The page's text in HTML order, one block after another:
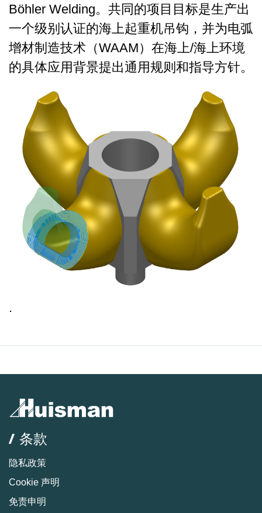
Böhler Welding。共同的项目目标是生产出
一个级别认证的海上起重机吊钩，并为电弧
增材制造技术（WAAM）在海上/海上环境
的具体应用背景提出通用规则和指导方针。
.
/ 条款
隐私政策
Cookie 声明
免责申明